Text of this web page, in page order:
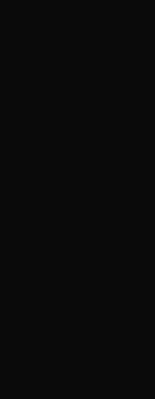
new tab/window
in new tab/window
tab/window
tab/window
tab/window
tab/window
tab/window
in new tab/window
in new tab/window
tab/window
tab/window